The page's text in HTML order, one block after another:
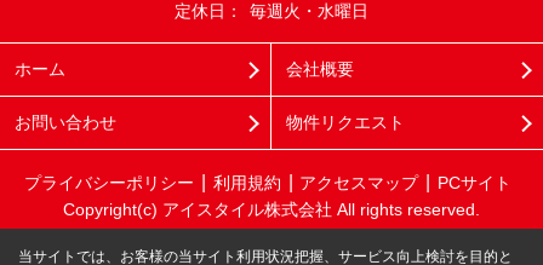
定休日：
毎週火・水曜日
ホーム 会社概要
お問い合わせ 物件リクエスト
プライバシーポリシー 利用規約 アクセスマップ
PCサイト
Copyright(c) アイスタイル株式会社 All rights reserved.
当サイトでは、お客様の当サイト利用状況把握、サービス向上検討を目的と